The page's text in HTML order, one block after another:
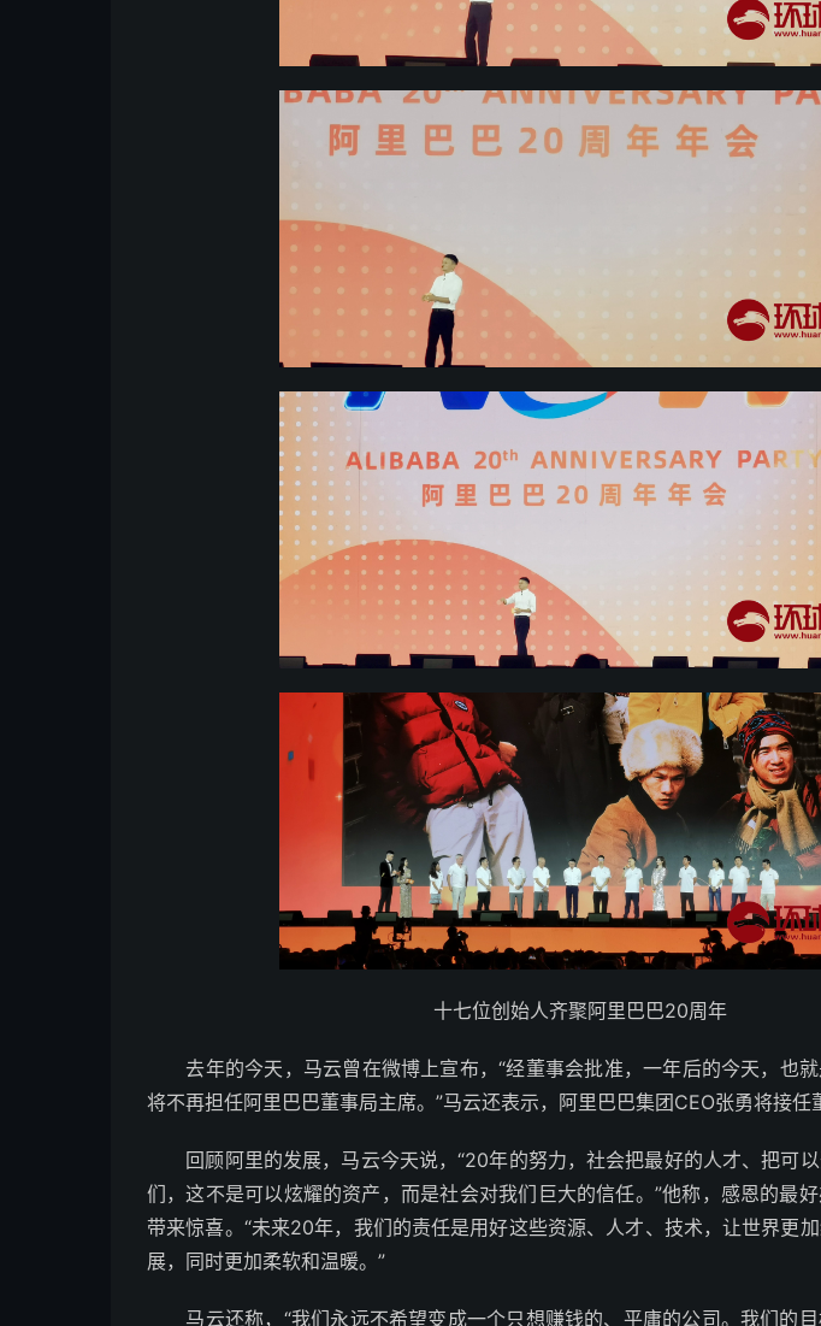
十七位创始人齐聚阿里巴巴20周年
去年的今天，马云曾在微博上宣布，“经董事会批准，一年后的今天，也
将不再担任阿里巴巴董事局主席。”马云还表示，阿里巴巴集团CEO张勇将接任
回顾阿里的发展，马云今天说，“20年的努力，社会把最好的人才、把可
们，这不是可以炫耀的资产，而是社会对我们巨大的信任。”他称，感恩的最
带来惊喜。“未来20年，我们的责任是用好这些资源、人才、技术，让世界更
展，同时更加柔软和温暖。”
马云还称，“我们永远不希望变成一个只想赚钱的、平庸的公司。我们的